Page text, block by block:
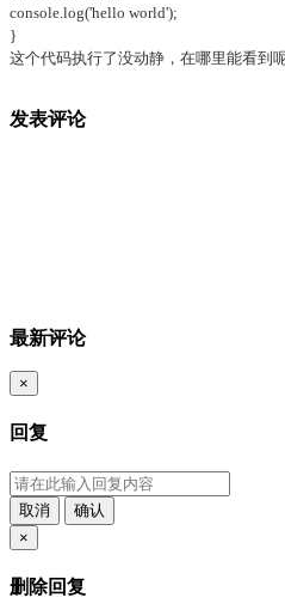
console.log('hello world');
}
这个代码执行了没动静，在哪里能看到
发表评论
最新评论
×
回复
取消
确认
×
删除回复